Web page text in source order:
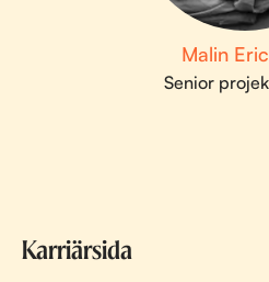
Malin
Senior
Karriärsida